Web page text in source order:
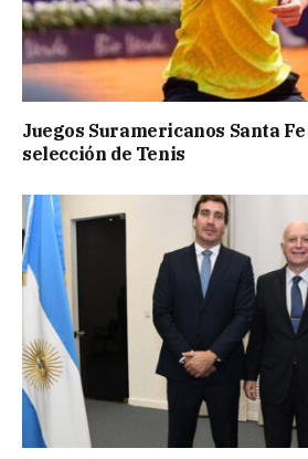
Juegos Suramericanos Santa
selección de Tenis